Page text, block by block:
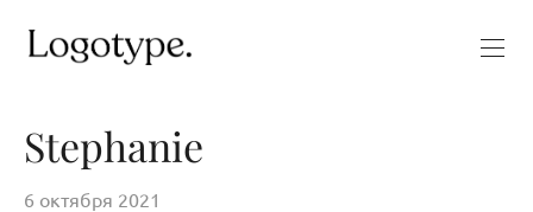
Stephanie
6 октября 2021